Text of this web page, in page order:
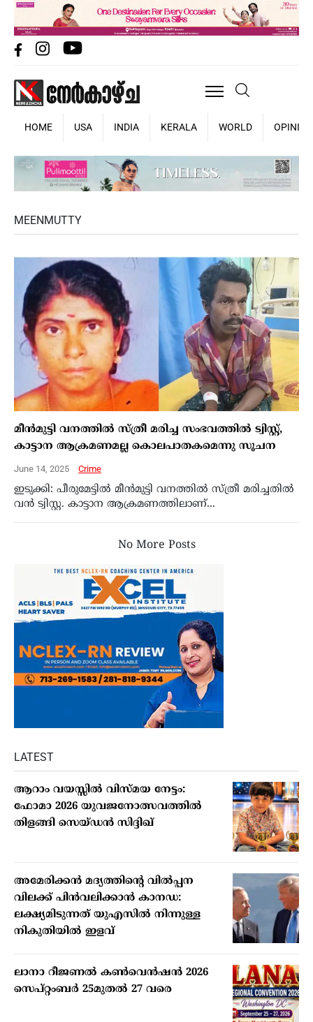
HOME USA INDIA KERALA WORLD OPINION
MEENMUTTY
മീന്‍മുട്ടി വനത്തില്‍ സ്ത്രീ മരിച്ച സംഭവത്തില്‍ ട്വിസ്റ്റ്,
കാട്ടാന ആക്രമണമല്ല കൊലപാതകമെന്നു സൂചന
June 14, 2025 Crime
ഇടുക്കി: പീരുമേട്ടില്‍ മീന്‍മുട്ടി വനത്തില്‍ സ്ത്രീ മരിച്ചതില്‍
വന്‍ ട്വിസ്റ്റ. കാട്ടാന ആക്രമണത്തിലാണ്...
No More Posts
LATEST
ആറാം വയസ്സില്‍ വിസ്മയ നേട്ടം:
ഫോമാ 2026 യുവജനോത്സവത്തില്‍
തിളങ്ങി സെയ്ഡന്‍ സിദ്ദിഖ്
അമേരിക്കന്‍ മദ്യത്തിന്റെ വില്‍പ്പന
വിലക്ക് പിന്‍വലിക്കാന്‍ കാനഡ:
ലക്ഷ്യമിടുന്നത് യുഎസില്‍ നിന്നുള്ള
നികുതിയില്‍ ഇളവ്
ലാനാ റീജണല്‍ കണ്‍വെന്‍ഷന്‍ 2026
സെപ്റ്റംബര്‍ 25മുതല്‍ 27 വരെ